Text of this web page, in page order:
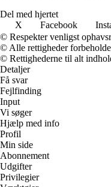
Del med hjertet
X
Facebook
© Respekter venligst
© Alle rettigheder
© Rettighederne til alt
Detaljer
Få svar
Fejlfinding
Input
Vi søger
Hjælp med info
Profil
Min side
Abonnement
Udgifter
Privilegier